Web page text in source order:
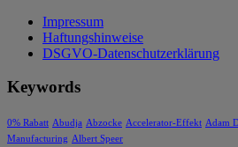
Impressum
Haftungshinweise
DSGVO-Datenschutzerklärung
Keywords
0% Rabatt Abudja Abzocke Accelerator-Effekt Adam
Manufacturing Albert Speer